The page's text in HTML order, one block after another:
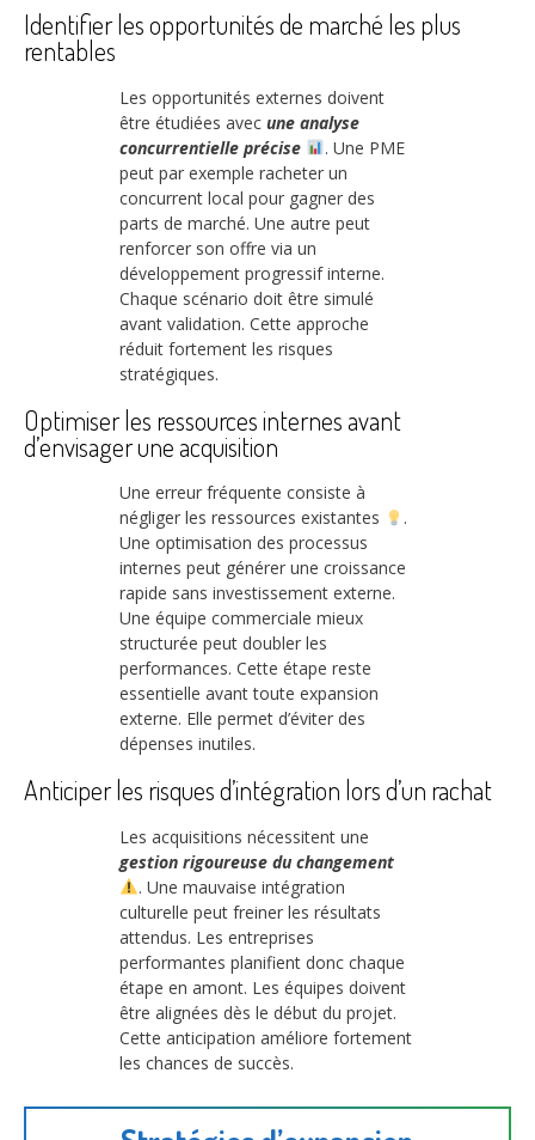
Identifier les opportunités de marché les plus
rentables
Les opportunités externes doivent
être étudiées avec une analyse
concurrentielle précise
. Une PME
peut par exemple racheter un
concurrent local pour gagner des
parts de marché. Une autre peut
renforcer son offre via un
développement progressif interne.
Chaque scénario doit être simulé
avant validation. Cette approche
réduit fortement les risques
stratégiques.
Optimiser les ressources internes avant
d’envisager une acquisition
Une erreur fréquente consiste à
négliger les ressources existantes
.
Une optimisation des processus
internes peut générer une croissance
rapide sans investissement externe.
Une équipe commerciale mieux
structurée peut doubler les
performances. Cette étape reste
essentielle avant toute expansion
externe. Elle permet d’éviter des
dépenses inutiles.
Anticiper les risques d’intégration lors d’un rachat
Les acquisitions nécessitent une
gestion rigoureuse du changement
. Une mauvaise intégration
culturelle peut freiner les résultats
attendus. Les entreprises
performantes planifient donc chaque
étape en amont. Les équipes doivent
être alignées dès le début du projet.
Cette anticipation améliore fortement
les chances de succès.